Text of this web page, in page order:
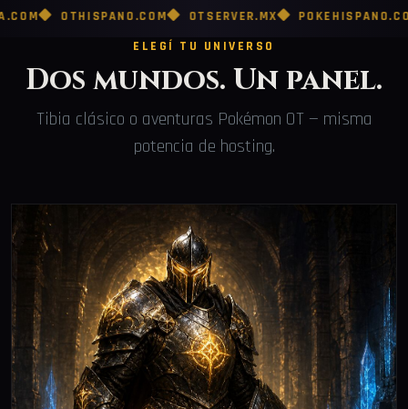
OTHISPANO.COM OTSERVER.MX POKEHISPANO.COM
ELEGÍ TU UNIVERSO
Dos mundos. Un panel.
Tibia clásico o aventuras Pokémon OT — misma
potencia de hosting.